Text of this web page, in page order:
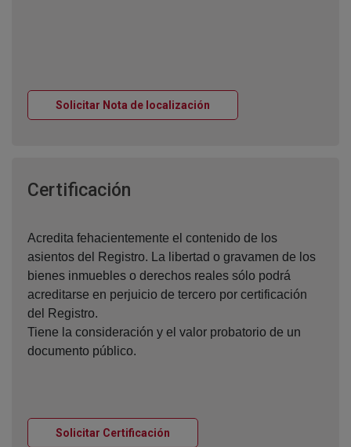
Solicitar Nota de localización
Certificación
Acredita fehacientemente el contenido de los
asientos del Registro. La libertad o gravamen de los
bienes inmuebles o derechos reales sólo podrá
acreditarse en perjuicio de tercero por certificación
del Registro.
Tiene la consideración y el valor probatorio de un
documento público.
Solicitar Certificación